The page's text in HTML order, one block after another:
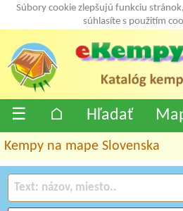
Súbory cookie zlepšujú funkciu
súhlasíte s použitím
☰ ⌂ Hľadať
Kempy na mape Slovenska